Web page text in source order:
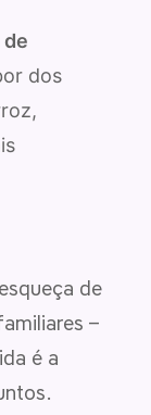
de
dos
de
–
é a